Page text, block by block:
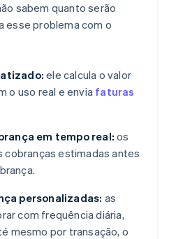
sabem quanto serão
esse problema com o
ele calcula o valor
o uso real e envia faturas
em tempo real: os
cobranças estimadas antes
personalizadas: as
com frequência diária,
mesmo por transação, o